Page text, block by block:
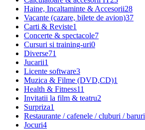
Haine, Incaltaminte & Accesorii28
Vacante (cazare, bilete de avion)37
Carti & Reviste1
Concerte & spectacole7
Cursuri si training-uri0
Diverse71
Jucarii1
Licente software3
Muzica & Filme (DVD,CD)1
Health & Fitness11
Invitatii la film & teatru2
Surpriza1
Restaurante / cafenele / cluburi / baruri
Jocuri4